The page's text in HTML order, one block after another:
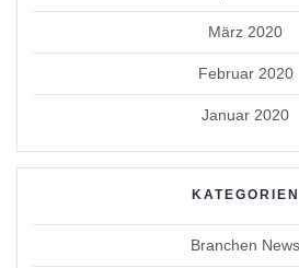
März 2020
Februar 2020
Januar 2020
KATEGORIEN
Branchen News